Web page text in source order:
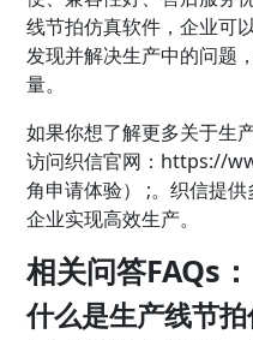
线节拍仿真软件，企业可
发现并解决生产中的问题
量。
如果你想了解更多关于生
访问织信官网： https://
角申请体验） ;。织信提
企业实现高效生产。
相关问答FAQs：
什么是生产线节